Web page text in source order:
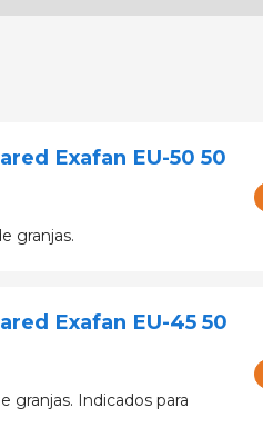
Exafan EU-50 50
granjas.
Exafan EU-45 50
granjas. Indicados para